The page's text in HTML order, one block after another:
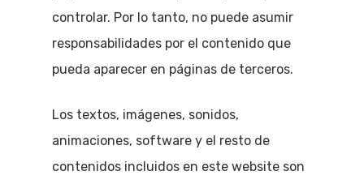
controlar. Por lo tanto, no puede asumir
responsabilidades por el contenido que
pueda aparecer en páginas de terceros.
Los textos, imágenes, sonidos,
animaciones, software y el resto de
contenidos incluidos en este website son